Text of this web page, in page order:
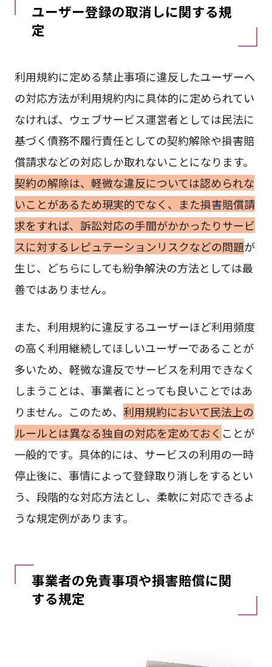
ユーザー登録の取消しに関する規
定
利用規約に定める禁止事項に違反したユーザーへ
の対応方法が利用規約内に具体的に定められてい
なければ、ウェブサービス運営者としては民法に
基づく債務不履行責任としての契約解除や損害賠
償請求などの対応しか取れないことになります。
契約の解除は、軽微な違反については認められな
いことがあるため現実的でなく、また損害賠償請
求をすれば、訴訟対応の手間がかかったりサービ
スに対するレピュテーションリスクなどの問題が
生じ、どちらにしても紛争解決の方法としては最
善ではありません。
また、利用規約に違反するユーザーほど利用頻度
の高く利用継続してほしいユーザーであることが
多いため、軽微な違反でサービスを利用できなく
しまうことは、事業者にとっても良いことではあ
りません。このため、 利用規約において民法上の
ルールとは異なる独自の対応を定めておく ことが
一般的です。具体的には、サービスの利用の一時
停止後に、事情によって登録取り消しをするとい
う、段階的な対応方法とし、柔軟に対応できるよ
うな規定例があります。
事業者の免責事項や損害賠償に関
する規定